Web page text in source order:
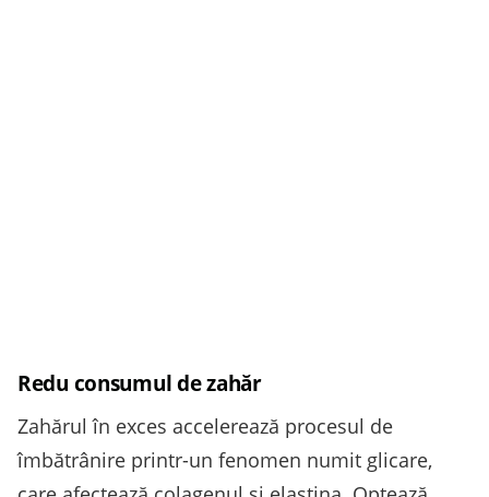
Redu consumul de zahăr
Zahărul în exces accelerează procesul de
îmbătrânire printr-un fenomen numit glicare,